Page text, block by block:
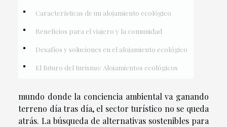
Características de un alojamiento ecológico
Beneficios para el viajero y la comunidad
Desafíos y soluciones en el alojamiento ecológico
El futuro del turismo: Alojamientos ecológicos
mundo donde la conciencia ambiental va ganando
terreno día tras día, el sector turístico no se queda
atrás. La búsqueda de alternativas sostenibles para